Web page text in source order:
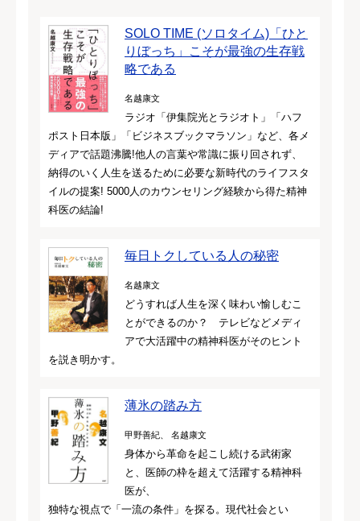
SOLO TIME (ソロタイム)「ひと
りぼっち」こそが最強の生存戦
略である
名越康文
ラジオ「伊集院光とラジオト」「ハフ
ポスト日本版」「ビジネスブックマラソン」など、各メ
ディアで話題沸騰!他人の言葉や常識に振り回されず、
納得のいく人生を送るために必要な新時代のライフスタ
イルの提案! 5000人のカウンセリング経験から得た精神
科医の結論!
毎日トクしている人の秘密
名越康文
どうすれば人生を深く味わい愉しむこ
とができるのか？ テレビなどメディ
アで大活躍中の精神科医がそのヒント
を説き明かす。
薄氷の踏み方
甲野善紀、 名越康文
身体から革命を起こし続ける武術家
と、医師の枠を超えて活躍する精神科
医が、
独特な視点で「一流の条件」を探る。現代社会とい